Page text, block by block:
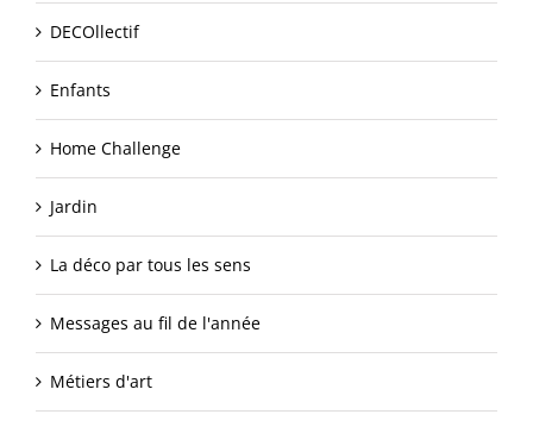
DECOllectif
Enfants
Home Challenge
Jardin
La déco par tous les sens
Messages au fil de l'année
Métiers d'art